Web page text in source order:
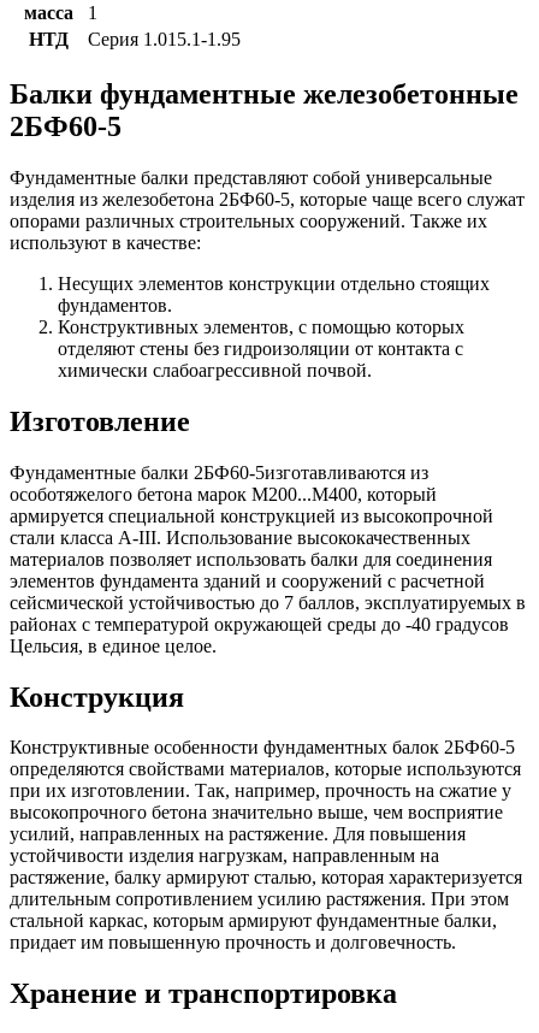
масса
1
НТД
Серия 1.015.1-1.95
Балки фундаментные железобетонные
2БФ60-5
Фундаментные балки представляют собой универсальные
изделия из железобетона 2БФ60-5, которые чаще всего служат
опорами различных строительных сооружений. Также их
используют в качестве:
Несущих элементов конструкции отдельно стоящих
фундаментов.
Конструктивных элементов, с помощью которых
отделяют стены без гидроизоляции от контакта с
химически слабоагрессивной почвой.
Изготовление
Фундаментные балки 2БФ60-5изготавливаются из
особотяжелого бетона марок М200...М400, который
армируется специальной конструкцией из высокопрочной
стали класса А-III. Использование высококачественных
материалов позволяет использовать балки для соединения
элементов фундамента зданий и сооружений с расчетной
сейсмической устойчивостью до 7 баллов, эксплуатируемых в
районах с температурой окружающей среды до -40 градусов
Цельсия, в единое целое.
Конструкция
Конструктивные особенности фундаментных балок 2БФ60-5
определяются свойствами материалов, которые используются
при их изготовлении. Так, например, прочность на сжатие у
высокопрочного бетона значительно выше, чем восприятие
усилий, направленных на растяжение. Для повышения
устойчивости изделия нагрузкам, направленным на
растяжение, балку армируют сталью, которая характеризуется
длительным сопротивлением усилию растяжения. При этом
стальной каркас, которым армируют фундаментные балки,
придает им повышенную прочность и долговечность.
Хранение и транспортировка